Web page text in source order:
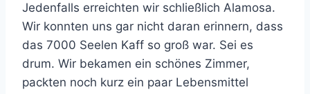
Jedenfalls erreichten wir schließlich Alamosa.
Wir konnten uns gar nicht daran erinnern, dass
das 7000 Seelen Kaff so groß war. Sei es
drum. Wir bekamen ein schönes Zimmer,
packten noch kurz ein paar Lebensmittel